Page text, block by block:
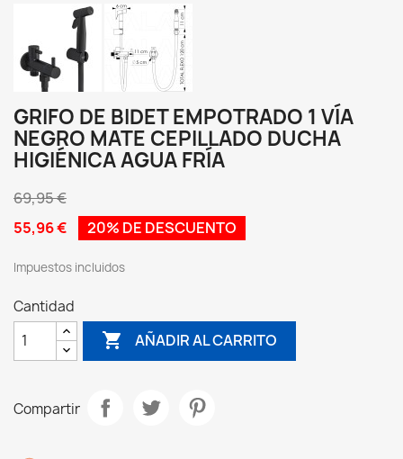
GRIFO DE BIDET EMPOTRADO 1 VÍA
NEGRO MATE CEPILLADO DUCHA
HIGIÉNICA AGUA FRÍA
69,95 €
55,96 €
20% DE DESCUENTO
Impuestos incluidos
Cantidad
 AÑADIR AL CARRITO
Compartir